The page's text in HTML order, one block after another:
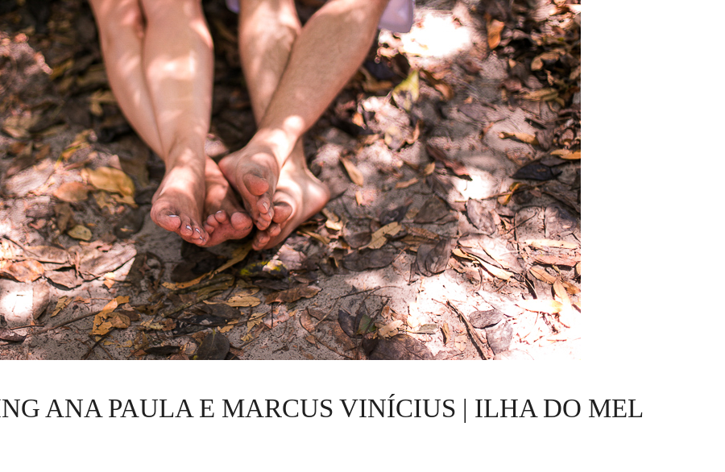
ANA PAULA E MARCUS VINÍCIUS | ILHA DO MEL